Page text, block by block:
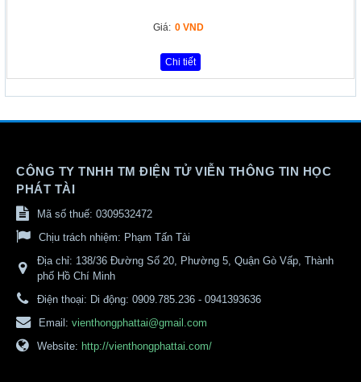
Giá: 0 VND
Chi tiết
CÔNG TY TNHH TM ĐIỆN TỬ VIỄN THÔNG TIN HỌC
PHÁT TÀI
Mã số thuế: 0309532472
Chịu trách nhiệm: Phạm Tấn Tài
Địa chỉ: 138/36 Đường Số 20, Phường 5, Quận Gò Vấp, Thành
phố Hồ Chí Minh
Điện thoại: Di động: 0909.785.236 - 0941393636
Email: vienthongphattai@gmail.com
Website: http://vienthongphattai.com/